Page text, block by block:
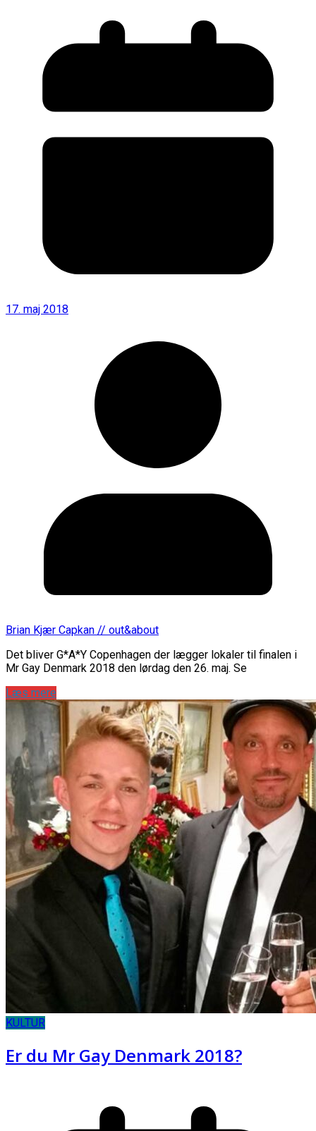
17. maj 2018
Brian Kjær Capkan // out&about
Det bliver G*A*Y Copenhagen der lægger lokaler til finalen i
Mr Gay Denmark 2018 den lørdag den 26. maj. Se
Læs mere
KULTUR
Er du Mr Gay Denmark 2018?